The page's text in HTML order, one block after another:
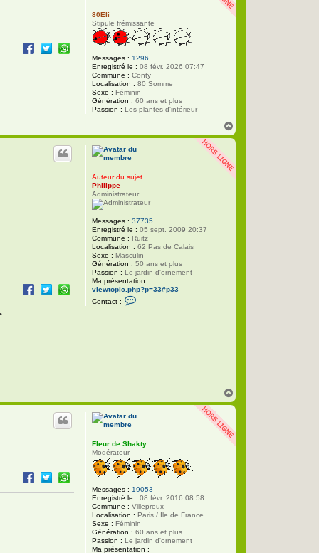
80Eli
Stipule frémissante
Messages : 1296
Enregistré le : 08 févr. 2026 07:47
Commune : Conty
Localisation : 80 Somme
Sexe : Féminin
Génération : 60 ans et plus
Passion : Les plantes d'intérieur
a
u
Auteur du sujet
Philippe
Administrateur
Messages : 37735
Enregistré le : 05 sept. 2009 20:37
Commune : Ruitz
Localisation : 62 Pas de Calais
Sexe : Masculin
Génération : 50 ans et plus
Passion : Le jardin d'ornement
Ma présentation :
viewtopic.php?p=33#p33
Contact :
•
a
u
Fleur de Shakty
Modérateur
Messages : 19053
Enregistré le : 08 févr. 2016 08:58
Commune : Villepreux
Localisation : Paris / Ile de France
Sexe : Féminin
Génération : 60 ans et plus
Passion : Le jardin d'ornement
Ma présentation :